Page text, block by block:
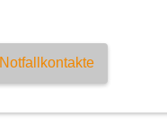
Notfallkontakte